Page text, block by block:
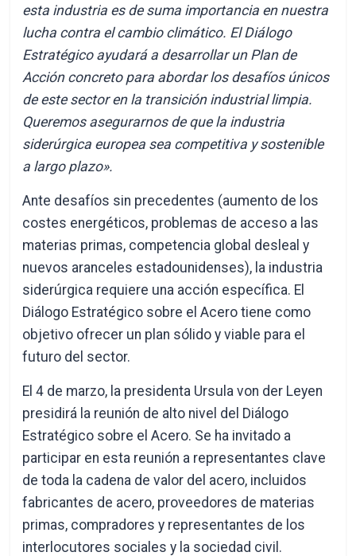
esta industria es de suma importancia en nuestra
lucha contra el cambio climático. El Diálogo
Estratégico ayudará a desarrollar un Plan de
Acción concreto para abordar los desafíos únicos
de este sector en la transición industrial limpia.
Queremos asegurarnos de que la industria
siderúrgica europea sea competitiva y sostenible
a largo plazo».
Ante desafíos sin precedentes (aumento de los
costes energéticos, problemas de acceso a las
materias primas, competencia global desleal y
nuevos aranceles estadounidenses), la industria
siderúrgica requiere una acción específica. El
Diálogo Estratégico sobre el Acero tiene como
objetivo ofrecer un plan sólido y viable para el
futuro del sector.
El 4 de marzo, la presidenta Ursula von der Leyen
presidirá la reunión de alto nivel del Diálogo
Estratégico sobre el Acero. Se ha invitado a
participar en esta reunión a representantes clave
de toda la cadena de valor del acero, incluidos
fabricantes de acero, proveedores de materias
primas, compradores y representantes de los
interlocutores sociales y la sociedad civil.